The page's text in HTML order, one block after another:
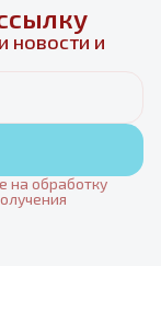
новости и
на обработку